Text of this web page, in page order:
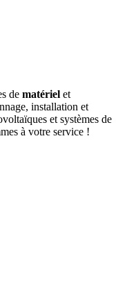
de matériel et
installation et
et systèmes de
à votre service !